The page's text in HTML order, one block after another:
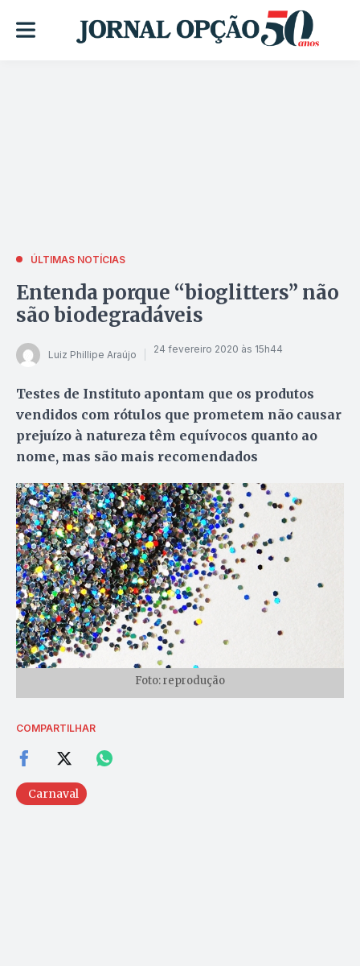
ÚLTIMAS NOTÍCIAS
Entenda porque “bioglitters” não
são biodegradáveis
Luiz Phillipe Araújo 24 fevereiro 2020 às 15h44
Testes de Instituto apontam que os produtos
vendidos com rótulos que prometem não causar
prejuízo à natureza têm equívocos quanto ao
nome, mas são mais recomendados
Foto: reprodução
COMPARTILHAR
Carnaval